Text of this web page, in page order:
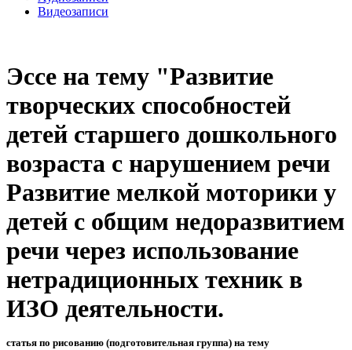
Видеозаписи
Эссе на тему "Развитие
творческих способностей
детей старшего дошкольного
возраста с нарушением речи
Развитие мелкой моторики у
детей с общим недоразвитием
речи через использование
нетрадиционных техник в
ИЗО деятельности.
статья по рисованию (подготовительная группа) на тему